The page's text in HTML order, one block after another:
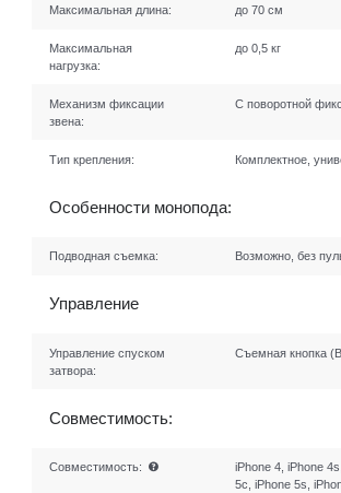
Максимальная длина: до 70 см
Максимальная
нагрузка:
до 0,5 кг
Механизм фиксации
звена:
С поворотной
Тип крепления: Комплектное,
Особенности монопода:
Подводная съемка: Возможно, без
Управление
Управление спуском
затвора:
Съемная кнопка
Совместимость:
Совместимость:
iPhone 4, iPhone
5c, iPhone 5s,